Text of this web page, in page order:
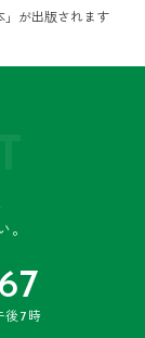
が出版されます
。
後7時